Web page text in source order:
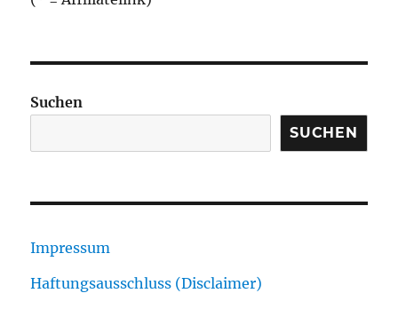
Suchen
SUCHEN
Impressum
Haftungsausschluss (Disclaimer)